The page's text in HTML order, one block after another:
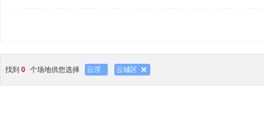
找到 0 个场地供您选择 云浮 云城区